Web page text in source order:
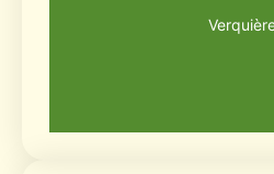
Découvrir